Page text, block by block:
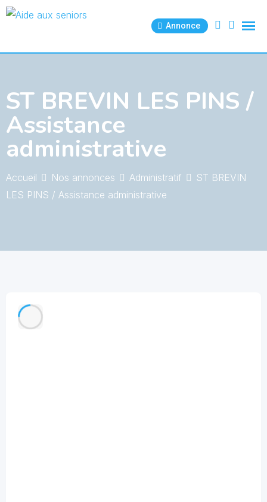
Skip
Annonce
ST BREVIN LES PINS /
Assistance
administrative
Accueil Nos annonces Administratif
ST BREVIN
LES PINS / Assistance administrative